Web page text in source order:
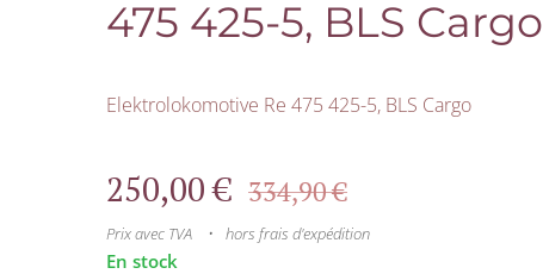
475 425-5, BLS Cargo
Elektrolokomotive Re 475 425-5, BLS Cargo
250,00€ 334,90€
Prix avec TVA hors frais d'expédition
En stock